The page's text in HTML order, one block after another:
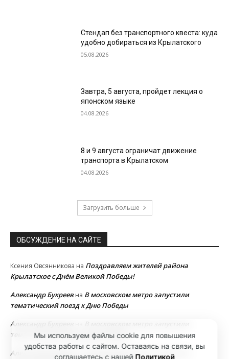
Стендап без транспортного квеста: куда
удобно добираться из Крылатского
05.08.2026
Завтра, 5 августа, пройдет лекция о
японском языке
04.08.2026
8 и 9 августа ограничат движение
транспорта в Крылатском
04.08.2026
Загрузить больше
ОБСУЖДЕНИЕ НА САЙТЕ
Ксения Овсянникова на Поздравляем жителей района
Крылатское с Днём Великой Победы!
Александр Букреевна В московском метро запустили
тематический поезд к Дню Победы
Александр Букреев
В московском метро запустили
тематический поезд к Дню Победы
Александр Букреев
В московском метро запустили
Мы используем файлы cookie для повышения
удобства работы с сайтом. Оставаясь на связи, вы
соглашаетесь с нашей Политикой